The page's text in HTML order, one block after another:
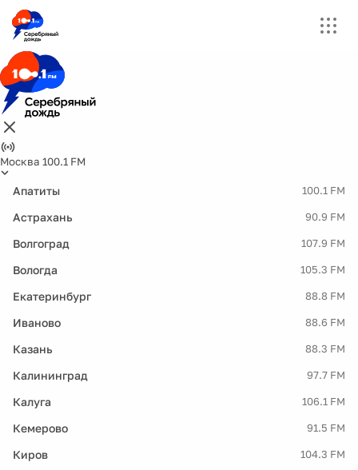
Москва 100.1 FM
Апатиты 100.1 FM
Астрахань 90.9 FM
Волгоград 107.9 FM
Вологда 105.3 FM
Екатеринбург 88.8 FM
Иваново 88.6 FM
Казань 88.3 FM
Калининград 97.7 FM
Калуга 106.1 FM
Кемерово 91.5 FM
Киров 104.3 FM